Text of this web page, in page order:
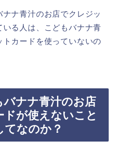
ナ青汁のお店でクレジッ
いる人は、こどもバナナ青
カードを使っていないの
バナナ青汁のお店
が使えないこと
なのか？